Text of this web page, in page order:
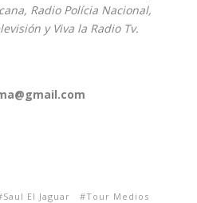
Radio Polícia Nacional,
y Viva la Radio Tv.
Saul El Jaguar
Tour Medios